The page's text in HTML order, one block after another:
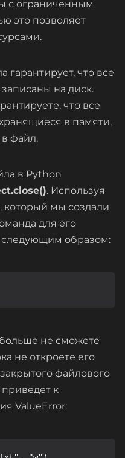
с ограниченным
это позволяет
гарантирует, что все
на диск.
что все
в памяти,
файл.
в Python
. Используя
, который мы создали
для его
следующим образом:
не сможете
не откроете его
файлового
к
ValueError: